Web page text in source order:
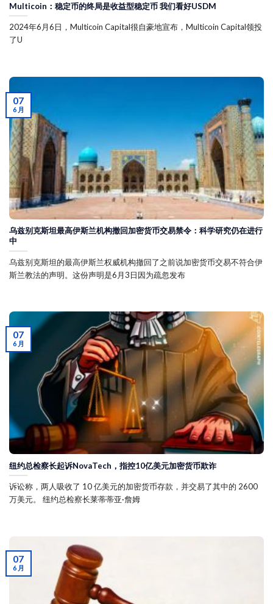
Multicoin：稳定币的终局是收益型稳定币 我们看好USDM
2024年6月6日，Multicoin Capital很自豪地宣布，Multicoin Capital领投
了U
乌兹别克斯坦最高伊斯兰机构撤回加密货币交易禁令：科学研究仍在进行
中
乌兹别克斯坦的最高伊斯兰权威机构撤回了之前说加密货币交易不符合伊
斯兰教法的声明。这份声明是6月3日因为疏忽发布
07
6 月
纽约总检察长起诉NovaTech，指控10亿美元加密货币欺诈
诉讼称，两人吸收了 10 亿美元的加密货币存款，并交易了其中的 2600
万美元。 纽约总检察长莱蒂蒂亚·詹姆
07
6 月
07
6 月